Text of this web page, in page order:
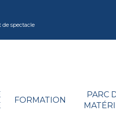
de spectacle
FORMATION
PARC